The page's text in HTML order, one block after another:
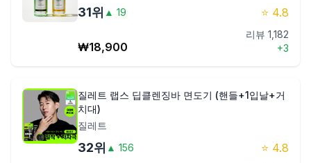
31위 ▲ 19 ⭐ 4.8
₩18,900
리뷰 1,182
+3
질레트 랩스 딥클렌징바 면도기 (핸들+1입날+거
치대)
질레트
32위 ▲ 156 ⭐ 4.8